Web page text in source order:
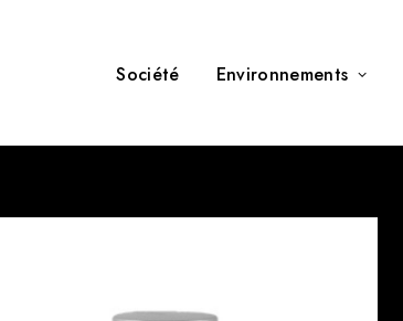
Société Environnements